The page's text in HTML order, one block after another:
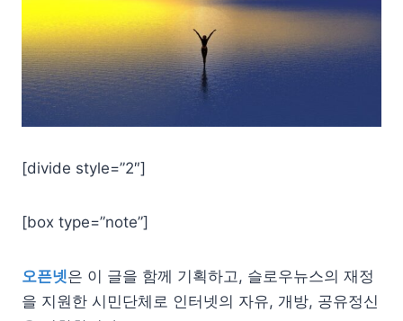
[divide style=”2″]
[box type=”note”]
오픈넷은 이 글을 함께 기획하고, 슬로우뉴스의 재정
을 지원한 시민단체로 인터넷의 자유, 개방, 공유정신